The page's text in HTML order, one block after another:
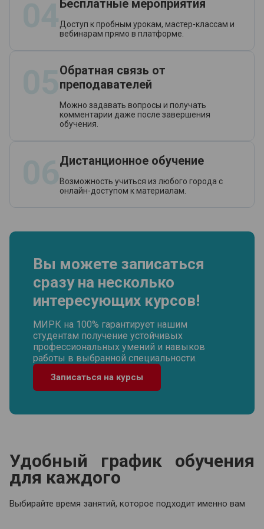
Бесплатные мероприятия
Доступ к пробным урокам, мастер-классам и
вебинарам прямо в платформе.
Обратная связь от
преподавателей
Можно задавать вопросы и получать
комментарии даже после завершения
обучения.
Дистанционное обучение
Возможность учиться из любого города с
онлайн-доступом к материалам.
Вы можете записаться
сразу на несколько
интересующих курсов!
МИРК на 100% гарантирует нашим
студентам получение устойчивых
профессиональных умений и навыков
работы в выбранной специальности.
Записаться на курсы
Удобный график обучения
для каждого
Выбирайте время занятий, которое подходит именно вам